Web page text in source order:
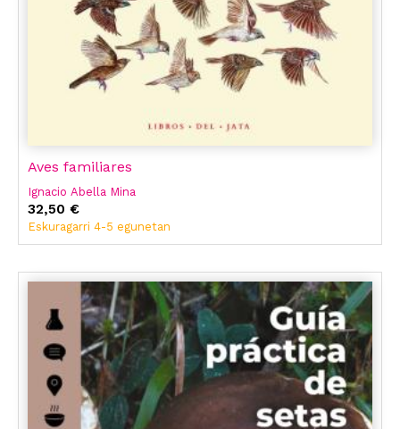
Aves familiares
Ignacio Abella Mina
32,50 €
Eskuragarri 4-5 egunetan